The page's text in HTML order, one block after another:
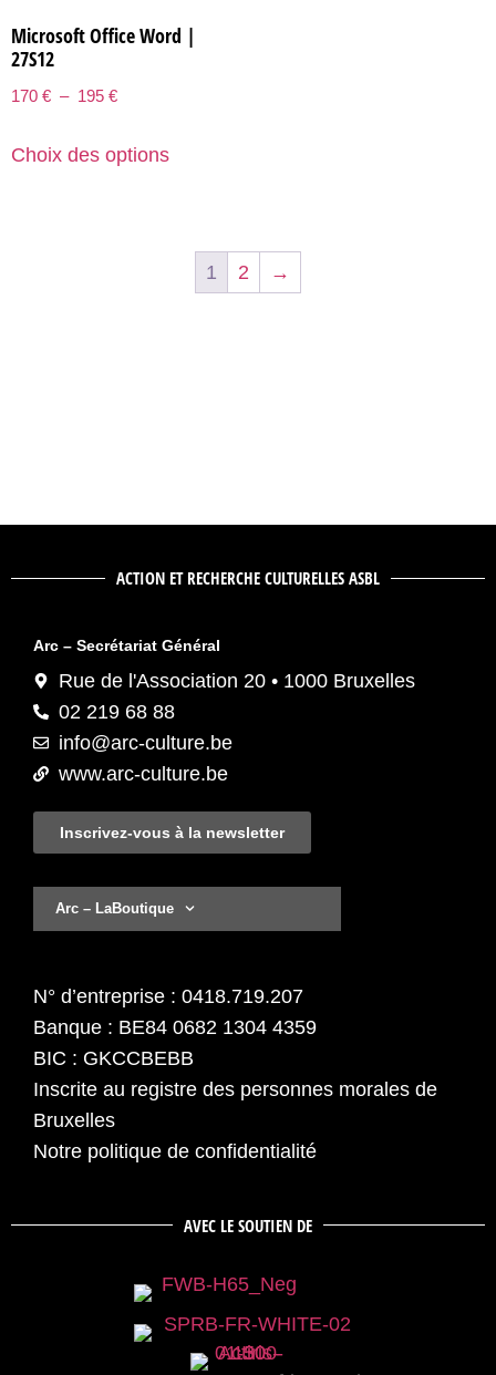
Microsoft Office Word |
27S12
170 € – 195 €
Choix des options
1 2 →
ACTION ET RECHERCHE CULTURELLES ASBL
Arc – Secrétariat Général
Rue de l'Association 20 • 1000 Bruxelles
02 219 68 88
info@arc-culture.be
www.arc-culture.be
Inscrivez-vous à la newsletter
Arc – LaBoutique
N° d’entreprise : 0418.719.207
Banque : BE84 0682 1304 4359
BIC : GKCCBEBB
Inscrite au registre des personnes morales de
Bruxelles
Notre politique de confidentialité
AVEC LE SOUTIEN DE